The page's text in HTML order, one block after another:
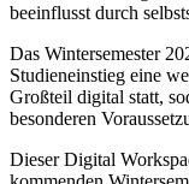
beeinflusst durch
Das Wintersemester
Studieneinstieg eine
Großteil digital statt,
besonderen
Dieser Digital